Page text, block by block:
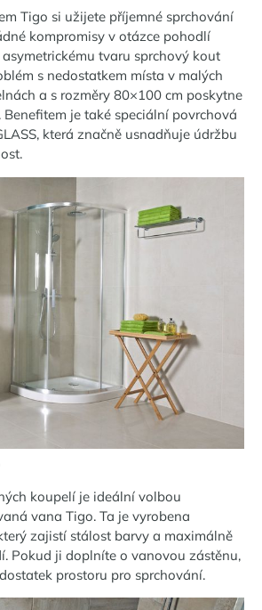
Tigo si užijete příjemné sprchování
kompromisy v otázce pohodlí
tvaru sprchový kout
s nedostatkem místa v malých
a s rozměry 80×100 cm poskytne
je také speciální povrchová
která značně usnadňuje údržbu
koupelí je ideální volbou
vana Tigo. Ta je vyrobena
zajistí stálost barvy a maximálně
Pokud ji doplníte o vanovou zástěnu,
prostoru pro sprchování.